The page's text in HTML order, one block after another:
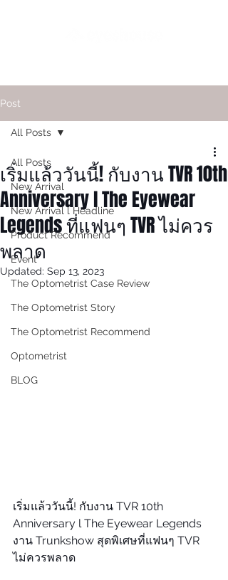
Post
All Posts
New Arrival
New Arrival l Headline
Product Recommend
Event
The Optometrist Case Review
The Optometrist Story
The Optometrist Recommend
Optometrist
BLOG
All Posts
เริ่มแล้ววันนี้! กับงาน TVR 10th
Anniversary l The Eyewear
Legends ที่แฟนๆ TVR ไม่ควร
พลาด
Updated: Sep 13, 2023
เริ่มแล้ววันนี้! กับงาน TVR 10th
Anniversary l The Eyewear Legends
งาน Trunkshow สุดพิเศษที่แฟนๆ TVR
ไม่ควรพลาด